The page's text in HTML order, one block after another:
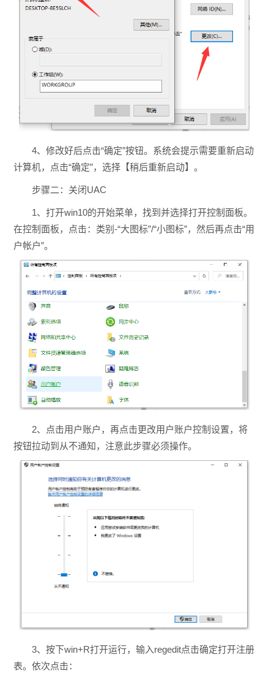
4、修改好后点击“确定”按钮。系统会提示需要重新启动
计算机，点击“确定”，选择【稍后重新启动】。
步骤二：关闭UAC
1、打开win10的开始菜单，找到并选择打开控制面板。
在控制面板，点击：类别-“大图标”/“小图标”，然后再点击“用
户帐户”。
2、点击用户账户，再点击更改用户账户控制设置，将
按钮拉动到从不通知，注意此步骤必须操作。
3、按下win+R打开运行，输入regedit点击确定打开注册
表。依次点击：